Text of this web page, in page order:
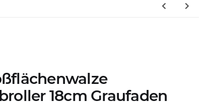
18cm Graufaden